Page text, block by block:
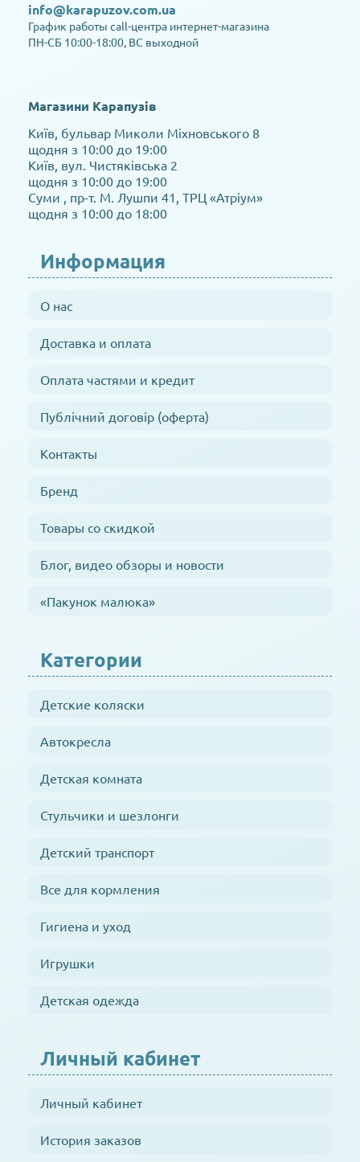
info@karapuzov.com.ua
График работы call-центра интернет-магазина
ПН-СБ 10:00-18:00, ВС выходной
Магазини Карапузів
Київ, бульвар Миколи Міхновського 8
щодня з 10:00 до 19:00
Київ, вул. Чистяківська 2
щодня з 10:00 до 19:00
Суми , пр-т. М. Лушпи 41, ТРЦ «Атріум»
щодня з 10:00 до 18:00
Информация
О нас
Доставка и оплата
Оплата частями и кредит
Публічний договір (оферта)
Контакты
Бренд
Товары со скидкой
Блог, видео обзоры и новости
«Пакунок малюка»
Категории
Детские коляски
Автокресла
Детская комната
Стульчики и шезлонги
Детский транспорт
Все для кормления
Гигиена и уход
Игрушки
Детская одежда
Личный кабинет
Личный кабинет
История заказов